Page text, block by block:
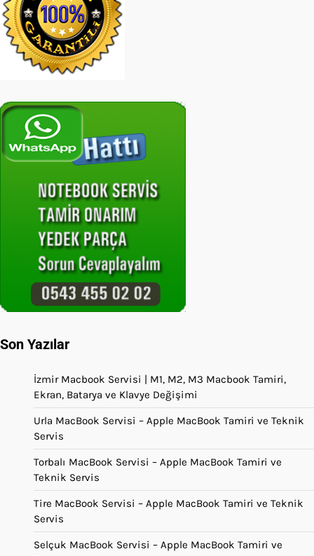
Son Yazılar
İzmir Macbook Servisi | M1, M2, M3 Macbook Tamiri,
Ekran, Batarya ve Klavye Değişimi
Urla MacBook Servisi – Apple MacBook Tamiri ve Teknik
Servis
Torbalı MacBook Servisi – Apple MacBook Tamiri ve
Teknik Servis
Tire MacBook Servisi – Apple MacBook Tamiri ve Teknik
Servis
Selçuk MacBook Servisi – Apple MacBook Tamiri ve